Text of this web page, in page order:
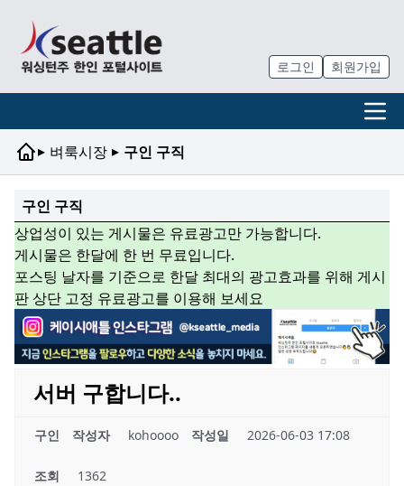
로그인 회원가입
▸ 벼룩시장 ▸ 구인 구직
구인 구직
상업성이 있는 게시물은 유료광고만 가능합니다.
게시물은 한달에 한 번 무료입니다.
포스팅 날자를 기준으로 한달 최대의 광고효과를 위해 게시
판 상단 고정 유료광고를 이용해 보세요
서버 구합니다..
구인 작성자 kohoooo 작성일 2026-06-03 17:08
조회 1362